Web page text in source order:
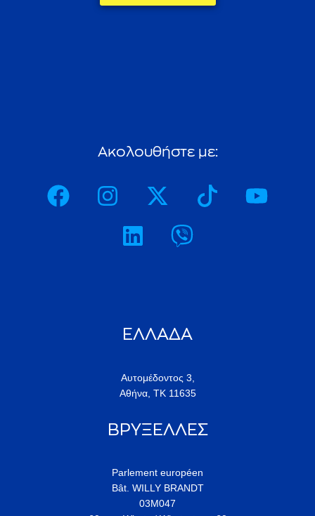
Aκολουθήστε με:
ΕΛΛΑΔΑ
Αυτομέδοντος 3,
Αθήνα, ΤΚ 11635
ΒΡΥΞΕΛΛΕΣ
Parlement européen
Bât. WILLY BRANDT
03M047